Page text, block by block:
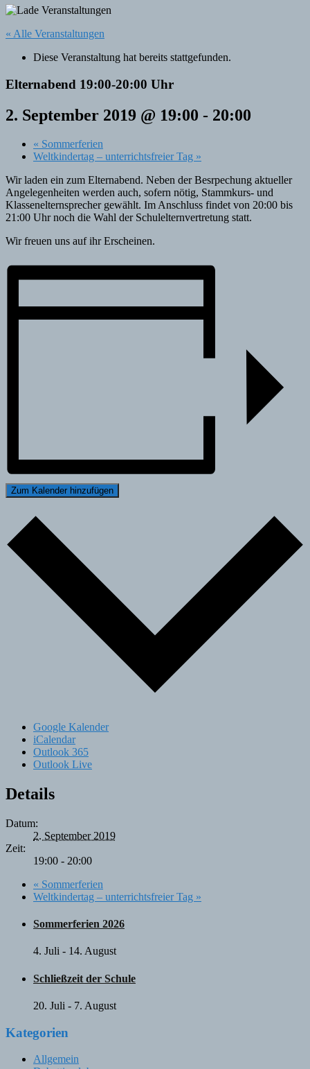
« Alle Veranstaltungen
Diese Veranstaltung hat bereits stattgefunden.
Elternabend 19:00-20:00 Uhr
2. September 2019 @ 19:00 - 20:00
« Sommerferien
Weltkindertag – unterrichtsfreier Tag »
Wir laden ein zum Elternabend. Neben der Besrpechung aktueller
Angelegenheiten werden auch, sofern nötig, Stammkurs- und
Klassenelternsprecher gewählt. Im Anschluss findet von 20:00 bis
21:00 Uhr noch die Wahl der Schulelternvertretung statt.
Wir freuen uns auf ihr Erscheinen.
Zum Kalender hinzufügen
Google Kalender
iCalendar
Outlook 365
Outlook Live
Details
Datum:
2. September 2019
Zeit:
19:00 - 20:00
« Sommerferien
Weltkindertag – unterrichtsfreier Tag »
Sommerferien 2026
4. Juli - 14. August
Schließzeit der Schule
20. Juli - 7. August
Kategorien
Allgemein